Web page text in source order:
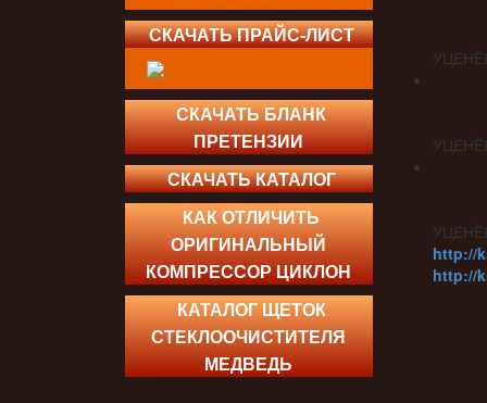
СКАЧАТЬ ПРАЙС-ЛИСТ
СКАЧАТЬ БЛАНК
ПРЕТЕНЗИИ
СКАЧАТЬ КАТАЛОГ
КАК ОТЛИЧИТЬ
ОРИГИНАЛЬНЫЙ
КОМПРЕССОР ЦИКЛОН
КАТАЛОГ ЩЕТОК
СТЕКЛООЧИСТИТЕЛЯ
МЕДВЕДЬ
http://
http://